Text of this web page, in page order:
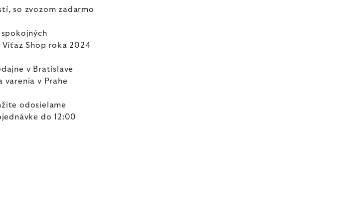
so zvozom zadarmo
Víťaz Shop roka 2024
v Bratislave
varenia v Prahe
odosielame
do 12:00